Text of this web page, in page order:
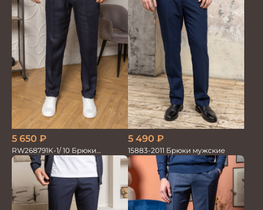
5 650 ₽
RW268791K-1/ 10 Брюки
мужские т.син. 100% Лён
5 490 ₽
15883-2011 Брюки мужские